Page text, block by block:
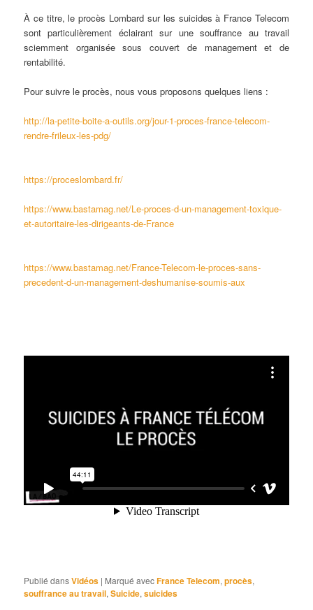
À ce titre, le procès Lombard sur les suicides à France Telecom
sont particulièrement éclairant sur une souffrance au travail
sciemment organisée sous couvert de management et de
rentabilité.
Pour suivre le procès, nous vous proposons quelques liens :
http://la-petite-boite-a-outils.org/jour-1-proces-france-telecom-
rendre-frileux-les-pdg/
https://proceslombard.fr/
https://www.bastamag.net/Le-proces-d-un-management-toxique-
et-autoritaire-les-dirigeants-de-France
https://www.bastamag.net/France-Telecom-le-proces-sans-
precedent-d-un-management-deshumanise-soumis-aux
Publié dansVidéos | Marqué avecFrance Telecom,procès,
souffrance au travail,Suicide,suicides